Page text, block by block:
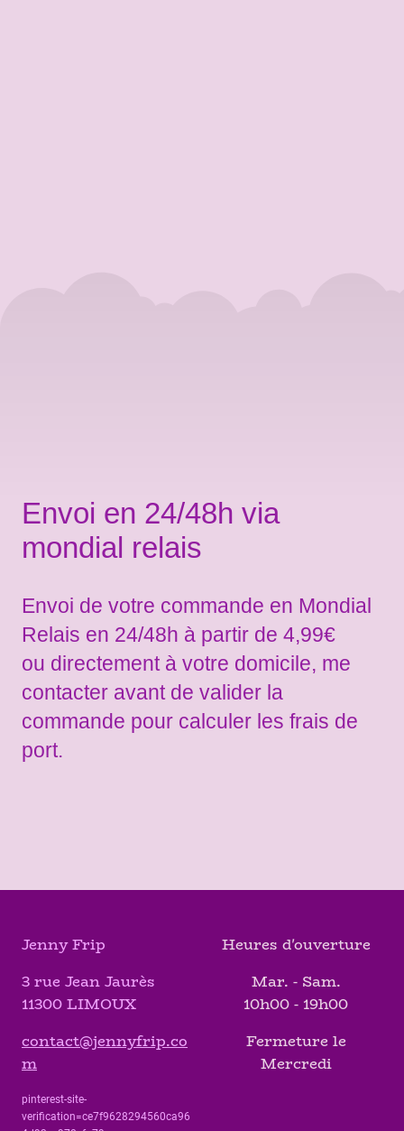
Envoi en 24/48h via
mondial relais
Envoi de votre commande en Mondial
Relais en 24/48h à partir de 4,99€
ou directement à votre domicile, me
contacter avant de valider la
commande pour calculer les frais de
port.
Jenny Frip
3 rue Jean Jaurès
11300 LIMOUX
contact@jennyfrip.co
m
pinterest-site-
verification=ce7f9628294560ca96
Heures d'ouverture
Mar. - Sam.
10h00 - 19h00
Fermeture le
Mercredi